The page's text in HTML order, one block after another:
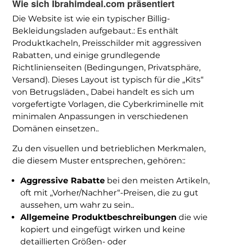
Wie sich Ibrahimdeal.com präsentiert
Die Website ist wie ein typischer Billig-
Bekleidungsladen aufgebaut.: Es enthält
Produktkacheln, Preisschilder mit aggressiven
Rabatten, und einige grundlegende
Richtlinienseiten (Bedingungen, Privatsphäre,
Versand). Dieses Layout ist typisch für die „Kits“
von Betrugsläden., Dabei handelt es sich um
vorgefertigte Vorlagen, die Cyberkriminelle mit
minimalen Anpassungen in verschiedenen
Domänen einsetzen..
Zu den visuellen und betrieblichen Merkmalen,
die diesem Muster entsprechen, gehören::
Aggressive Rabattebei den meisten Artikeln,
oft mit „Vorher/Nachher“-Preisen, die zu gut
aussehen, um wahr zu sein..
Allgemeine Produktbeschreibungen die wie
kopiert und eingefügt wirken und keine
detaillierten Größen- oder